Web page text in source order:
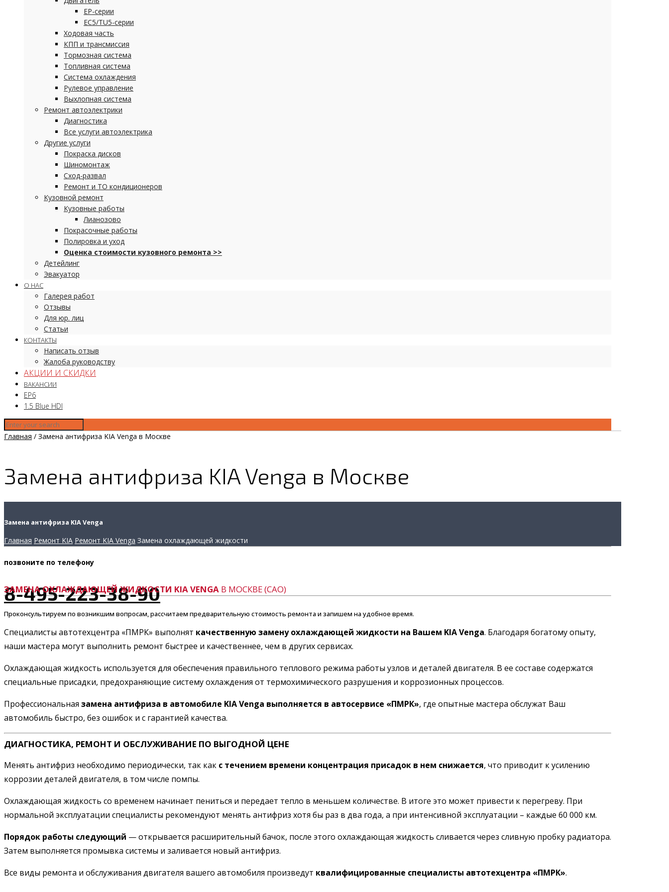
EP-серии
EC5/TU5-серии
Ходовая часть
КПП и трансмиссия
Тормозная система
Топливная система
Система охлаждения
Рулевое управление
Выхлопная система
Ремонт автоэлектрики
Диагностика
Все услуги автоэлектрика
Другие услуги
Покраска дисков
Шиномонтаж
Сход-развал
Ремонт и ТО кондиционеров
Кузовной ремонт
Кузовные работы
Лианозово
Покрасочные работы
Полировка и уход
Оценка стоимости кузовного ремонта >>
Детейлинг
Эвакуатор
О НАС
Галерея работ
Отзывы
Для юр. лиц
Статьи
КОНТАКТЫ
Написать отзыв
Жалоба руководству
АКЦИИ И СКИДКИ
ВАКАНСИИ
EP6
1.5 Blue HDI
Главная / Замена антифриза KIA Venga в Москве
Замена антифриза KIA Venga в Москве
Замена антифриза KIA Venga
Главная Ремонт KIA Ремонт KIA Venga Замена охлаждающей жидкости
позвоните по телефону
8-495-223-38-90
Проконсультируем по возникшим вопросам, рассчитаем предварительную стоимость ремонта и запишем на удобное время.
ЗАМЕНА ОХЛАЖДАЮЩЕЙ ЖИДКОСТИ KIA VENGA В МОСКВЕ (САО)
Специалисты автотехцентра «ПМРК» выполнят качественную замену охлаждающей жидкости на Вашем KIA Venga. Благодаря богатому опыту,
наши мастера могут выполнить ремонт быстрее и качественнее, чем в других сервисах.
Охлаждающая жидкость используется для обеспечения правильного теплового режима работы узлов и деталей двигателя. В ее составе содержатся
специальные присадки, предохраняющие систему охлаждения от термохимического разрушения и коррозионных процессов.
Профессиональная замена антифриза в автомобиле KIA Venga выполняется в автосервисе «ПМРК», где опытные мастера обслужат Ваш
автомобиль быстро, без ошибок и с гарантией качества.
ДИАГНОСТИКА, РЕМОНТ И ОБСЛУЖИВАНИЕ ПО ВЫГОДНОЙ ЦЕНЕ
Менять антифриз необходимо периодически, так как с течением времени концентрация присадок в нем снижается, что приводит к усилению
коррозии деталей двигателя, в том числе помпы.
Охлаждающая жидкость со временем начинает пениться и передает тепло в меньшем количестве. В итоге это может привести к перегреву. При
нормальной эксплуатации специалисты рекомендуют менять антифриз хотя бы раз в два года, а при интенсивной эксплуатации – каждые 60 000 км.
Порядок работы следующий — открывается расширительный бачок, после этого охлаждающая жидкость сливается через сливную пробку радиатора.
Затем выполняется промывка системы и заливается новый антифриз.
Все виды ремонта и обслуживания двигателя вашего автомобиля произведут квалифицированные специалисты автотехцентра «ПМРК».